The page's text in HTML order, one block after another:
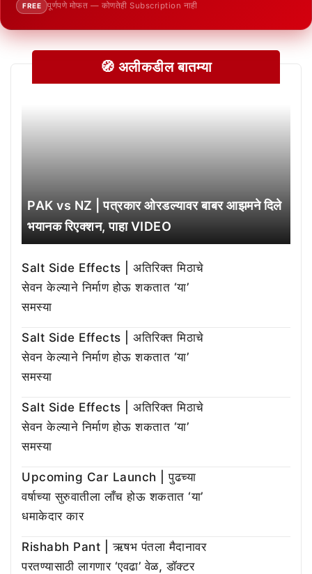
FREE पूर्णपणे मोफत — कोणतेही Subscription नाही
🧭 अलीकडील बातम्या
PAK vs NZ | पत्रकार ओरडल्यावर बाबर आझमने दिले
भयानक रिएक्शन, पाहा VIDEO
Salt Side Effects | अतिरिक्त मिठाचे
सेवन केल्याने निर्माण होऊ शकतात ‘या’
समस्या
Salt Side Effects | अतिरिक्त मिठाचे
सेवन केल्याने निर्माण होऊ शकतात ‘या’
समस्या
Salt Side Effects | अतिरिक्त मिठाचे
सेवन केल्याने निर्माण होऊ शकतात ‘या’
समस्या
Upcoming Car Launch | पुढच्या
वर्षाच्या सुरुवातीला लाँच होऊ शकतात ‘या’
धमाकेदार कार
Rishabh Pant | ऋषभ पंतला मैदानावर
परतण्यासाठी लागणार ‘एवढा’ वेळ, डॉक्टर